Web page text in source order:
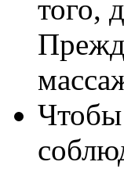
того,
Чтобы